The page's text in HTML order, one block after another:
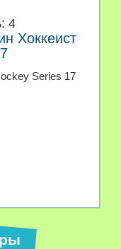
4
Хоккеист
Series 17